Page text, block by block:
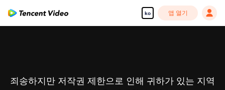
ko 앱 열기
죄송하지만 저작권 제한으로 인해 귀하가 있는 지역